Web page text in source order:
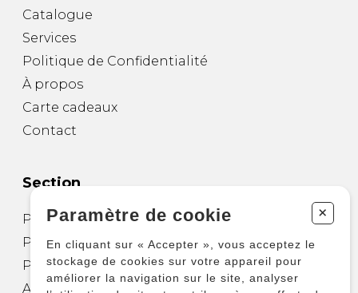
Catalogue
Services
Politique de Confidentialité
À propos
Carte cadeaux
Contact
Section
Partitions pour guitare
Partitions pour autres instruments
Partitions pour ensembles
Autres produits
Paramètre de cookie +
En cliquant sur « Accepter », vous acceptez le
stockage de cookies sur votre appareil pour
améliorer la navigation sur le site, analyser